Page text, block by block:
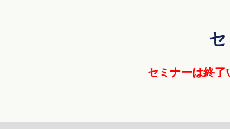
セミナーは終了